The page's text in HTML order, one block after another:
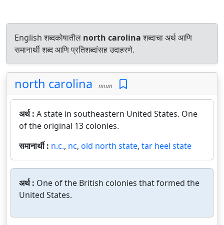
English शब्दकोषातील north carolinaशब्दाचा अर्थ आणि
समानार्थी शब्द आणि प्रतिशब्दांसह उदाहरणे.
north carolina noun
अर्थ : A state in southeastern United States. One
of the original 13 colonies.
समानार्थी : n.c., nc, old north state, tar heel state
अर्थ : One of the British colonies that formed the
United States.